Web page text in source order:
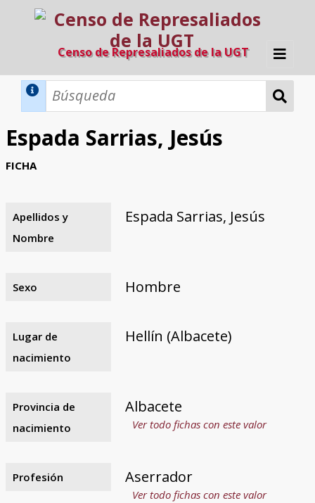
Censo de Represaliados de la UGT
Inicio
Búsqueda Dinámica
Búsqueda Avanzada
Razones y objetivos
El equipo
Colaboradores
Fuentes documentales
Espada Sarrias, Jesús
FICHA
Apellidos y
Nombre
Espada Sarrias, Jesús
Sexo Hombre
Lugar de
nacimiento
Hellín (Albacete)
Provincia de
nacimiento
Albacete
Ver todo fichas con este valor
Profesión Aserrador
Ver todo fichas con este valor